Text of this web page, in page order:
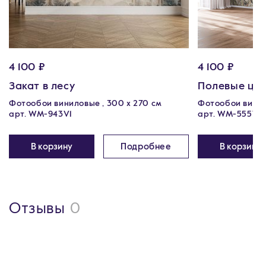
4 100 ₽
Закат в лесу
Фотообои виниловые , 300 х 270 см
арт. WM-943V1
В корзину Подробнее
4 100 ₽
Полевые
Фотообои
арт. WM-555V1
В корзину
Отзывы 0